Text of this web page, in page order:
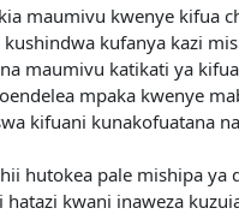
maumivu kwenye kifua
kufanya kazi
maumivu katikati ya
mpaka kwenye
kifuani kunakofuatana
hutokea pale mishipa
hatazi kwani inaweza